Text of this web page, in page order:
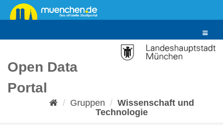
Überspringen
zum
Toggle
Open Data
Portal
Gruppen
Wissenschaft und
Technologie